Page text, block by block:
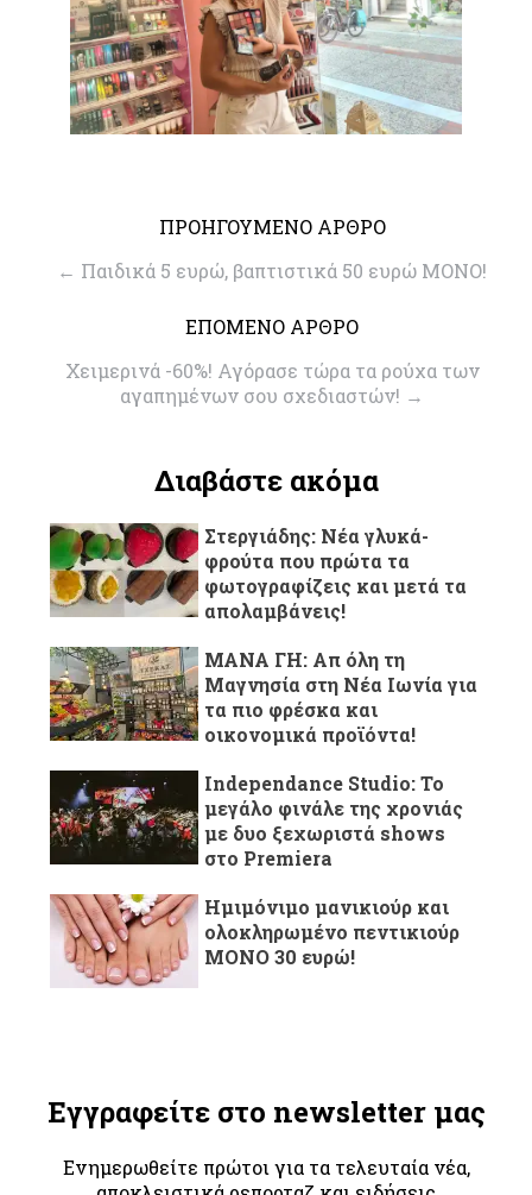
ΠΡΟΗΓΟΥΜΕΝΟ ΑΡΘΡΟ
← Παιδικά 5 ευρώ, βαπτιστικά 50 ευρώ ΜΟΝΟ!
ΕΠΟΜΕΝΟ ΑΡΘΡΟ
Χειμερινά -60%! Αγόρασε τώρα τα ρούχα των
αγαπημένων σου σχεδιαστών! →
Διαβάστε ακόμα
Στεργιάδης: Νέα γλυκά-
φρούτα που πρώτα τα
φωτογραφίζεις και μετά τα
απολαμβάνεις!
ΜΑΝΑ ΓΗ: Απ όλη τη
Μαγνησία στη Νέα Ιωνία για
τα πιο φρέσκα και
οικονομικά προϊόντα!
Independance Studio: Το
μεγάλο φινάλε της χρονιάς
με δυο ξεχωριστά shows
στο Premiera
Ημιμόνιμο μανικιούρ και
ολοκληρωμένο πεντικιούρ
ΜΟΝΟ 30 ευρώ!
Εγγραφείτε στο newsletter μας
Ενημερωθείτε πρώτοι για τα τελευταία νέα,